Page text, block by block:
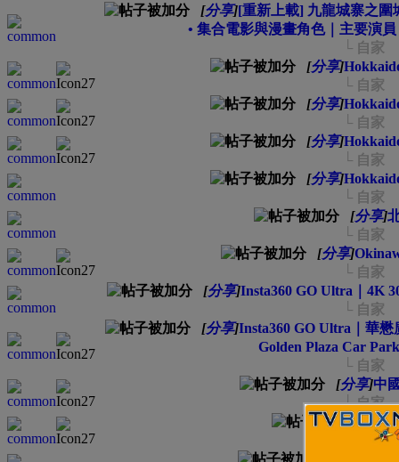
[分享][重新上載] 九龍城寨之圍
• 集合電影與漫畫角色｜主要演
└ 自家
[分享]
└ 自家
[分享]
└ 自家
[分享]
└ 自家
[分享]
└ 自家
[分享]
└ 自家
[分享]
└ 自家
[分享]Insta360 GO Ultra｜4K
└ 自家
[分享]Insta360 GO Ultra｜華
Golden Plaza Car
└ 自家
[分享]中
└ 自家
[分
└ 自家